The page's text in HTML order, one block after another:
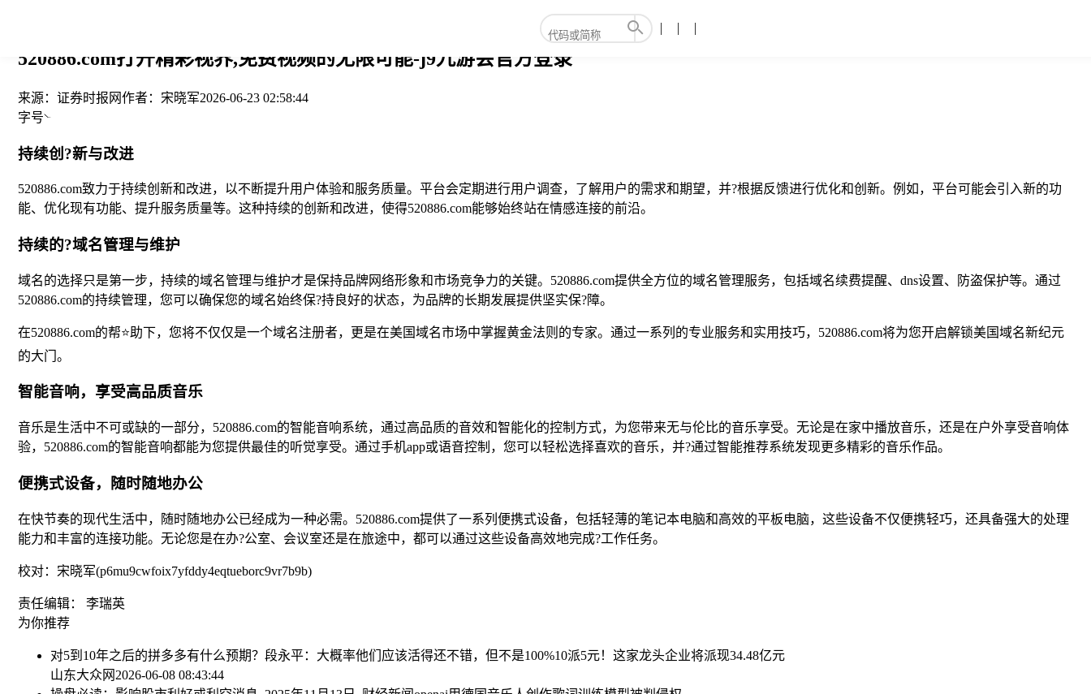
520886.com打开精彩视界,免费视频的无限可能-j9九游会官方登录
来源： 证券时报网作者： 宋晓军2026-06-23 02:58:44
字号
持续创?新与改进
520886.com致力于持续创新和改进，以不断提升用户体验和服务质量。平台会定期进行用户调查，了解用户的需求和期望，并?根据反馈进行优化和创新。例如，平台可能会引入新的功
能、优化现有功能、提升服务质量等。这种持续的创新和改进，使得520886.com能够始终站在情感连接的前沿。
持续的?域名管理与维护
域名的选择只是第一步，持续的域名管理与维护才是保持品牌网络形象和市场竞争力的关键。520886.com提供全方位的域名管理服务，包括域名续费提醒、dns设置、防盗保护等。通过
520886.com的持续管理，您可以确保您的域名始终保?持良好的状态，为品牌的长期发展提供坚实保?障。
在520886.com的帮⭐助下，您将不仅仅是一个域名注册者，更是在美国域名市场中掌握黄金法则的专家。通过一系列的专业服务和实用技巧，520886.com将为您开启解锁美国域名新纪元
的大门。
智能音响，享受高品质音乐
音乐是生活中不可或缺的一部分，520886.com的智能音响系统，通过高品质的音效和智能化的控制方式，为您带来无与伦比的音乐享受。无论是在家中播放音乐，还是在户外享受音响体
验，520886.com的智能音响都能为您提供最佳的听觉享受。通过手机app或语音控制，您可以轻松选择喜欢的音乐，并?通过智能推荐系统发现更多精彩的音乐作品。
便携式设备，随时随地办公
在快节奏的现代生活中，随时随地办公已经成为一种必需。520886.com提供了一系列便携式设备，包括轻薄的笔记本电脑和高效的平板电脑，这些设备不仅便携轻巧，还具备强大的处理
能力和丰富的连接功能。无论您是在办?公室、会议室还是在旅途中，都可以通过这些设备高效地完成?工作任务。
校对：宋晓军(p6mu9cwfoix7yfddy4eqtueborc9vr7b9b)
责任编辑： 李瑞英
为你推荐
对5到10年之后的拼多多有什么预期？段永平：大概率他们应该活得还不错，但不是100%10派5元！这家龙头企业将派现34.48亿元
山东大众网 2026-06-08 08:43:44